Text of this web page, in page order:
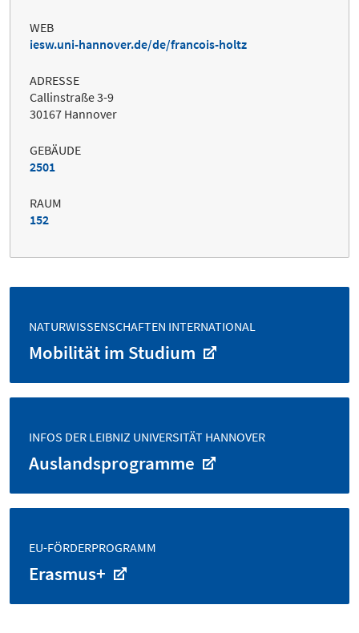
WEB
iesw.uni-hannover.de/de/francois-holtz
ADRESSE
Callinstraße 3-9
30167 Hannover
GEBÄUDE
2501
RAUM
152
NATURWISSENSCHAFTEN INTERNATIONAL
Mobilität im Studium
INFOS DER LEIBNIZ UNIVERSITÄT HANNOVER
Auslandsprogramme
EU-FÖRDERPROGRAMM
Erasmus+